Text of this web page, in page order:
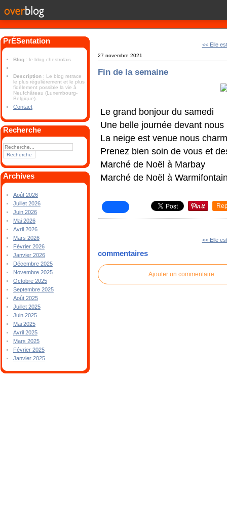
PrÉSentation
Blog : le blog chestrolais
Description : Le blog retrace
le plus régulièrement et le plus
fidèlement possible la vie à
Neufchâteau (Luxembourg-
Belgique).
Contact
Recherche
Archives
Août 2026
Juillet 2026
Juin 2026
Mai 2026
Avril 2026
Mars 2026
Février 2026
Janvier 2026
Décembre 2025
Novembre 2025
Octobre 2025
Septembre 2025
Août 2025
Juillet 2025
Juin 2025
Mai 2025
Avril 2025
Mars 2025
Février 2025
Janvier 2025
<< Elle
27 novembre 2021
Fin de la semaine
Le grand bonjour du samedi
Une belle journée devant nous
La neige est venue nous
Prenez bien soin de vous et
Marché de Noël à Marbay
Marché de Noël à
<< Elle
commentaires
Ajouter un commentaire